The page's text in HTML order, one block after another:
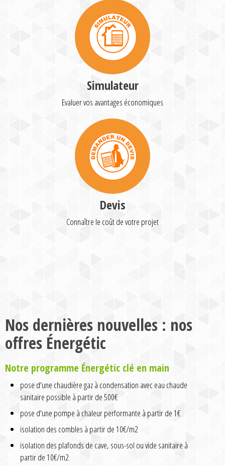
Simulateur
Evaluer vos avantages économiques
Devis
Connaître le coût de votre projet
Nos dernières nouvelles : nos
offres Énergétic
Notre programme Énergétic clé en main
pose d'une chaudière gaz à condensation avec eau chaude
sanitaire possible à partir de 500€
pose d'une pompe à chaleur performante à partir de 1€
isolation des combles à partir de 10€/m2
isolation des plafonds de cave, sous-sol ou vide sanitaire à
partir de 10€/m2